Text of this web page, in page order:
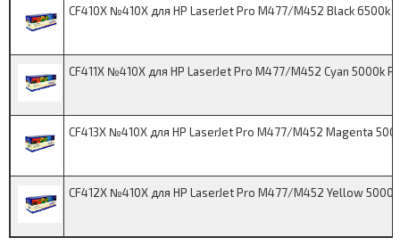
CF410X №410X для HP LaserJet Pro M477/M452 Black 6500k
CF411X №410X для HP LaserJet Pro M477/M452 Cyan 5000k PL
CF413X №410X для HP LaserJet Pro M477/M452 Magenta
CF412X №410X для HP LaserJet Pro M477/M452 Yellow 5000k